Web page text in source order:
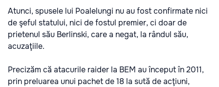
Atunci, spusele lui Poalelungi nu au fost confirmate nici
de şeful statului, nici de fostul premier, ci doar de
prietenul său Berlinski, care a negat, la rândul său,
acuzaţiile.
Precizăm că atacurile raider la BEM au început în 2011,
prin preluarea unui pachet de 18 la sută de acţiuni,